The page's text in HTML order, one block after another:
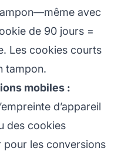
avec
de 90 jours =
Les cookies courts
tampon.
mobiles :
d’appareil
des cookies
les conversions